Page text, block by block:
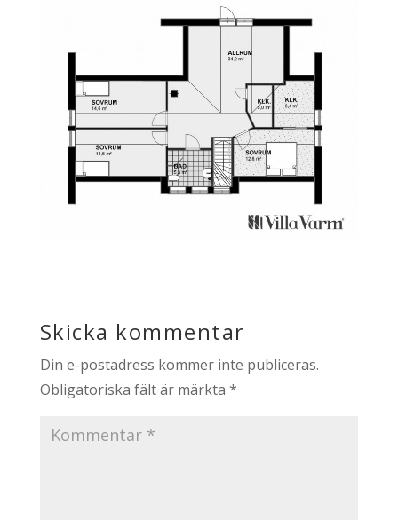
Skicka kommentar
Din e-postadress kommer inte publiceras.
Obligatoriska fält är märkta *